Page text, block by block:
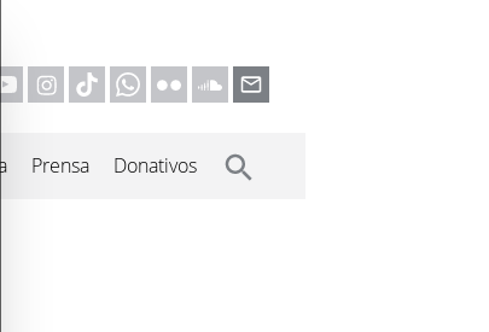
Prensa Donativos